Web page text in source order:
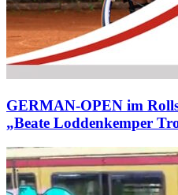
GERMAN-OPEN im
„Beate Loddenkemper